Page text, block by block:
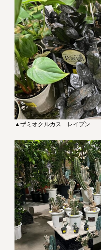
▲ザミオクルカス レイブン